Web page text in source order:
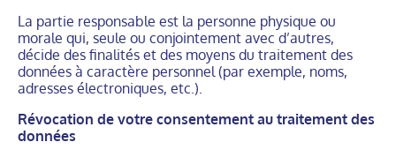
La partie responsable est la personne physique ou
morale qui, seule ou conjointement avec d’autres,
décide des finalités et des moyens du traitement des
données à caractère personnel (par exemple, noms,
adresses électroniques, etc.).
Révocation de votre consentement au traitement des
données